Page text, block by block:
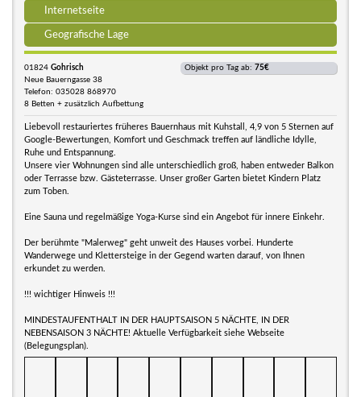
Internetseite
Geografische Lage
01824 Gohrisch
Neue Bauerngasse 38
Telefon: 035028 868970
8 Betten + zusätzlich Aufbettung
Objekt pro Tag ab: 75€
Liebevoll restauriertes früheres Bauernhaus mit Kuhstall, 4,9 von 5 Sternen auf
Google-Bewertungen, Komfort und Geschmack treffen auf ländliche Idylle,
Ruhe und Entspannung.
Unsere vier Wohnungen sind alle unterschiedlich groß, haben entweder Balkon
oder Terrasse bzw. Gästeterrasse. Unser großer Garten bietet Kindern Platz
zum Toben.
Eine Sauna und regelmäßige Yoga-Kurse sind ein Angebot für innere Einkehr.
Der berühmte "Malerweg" geht unweit des Hauses vorbei. Hunderte
Wanderwege und Klettersteige in der Gegend warten darauf, von Ihnen
erkundet zu werden.
!!! wichtiger Hinweis !!!
MINDESTAUFENTHALT IN DER HAUPTSAISON 5 NÄCHTE, IN DER
NEBENSAISON 3 NÄCHTE! Aktuelle Verfügbarkeit siehe Webseite
(Belegungsplan).